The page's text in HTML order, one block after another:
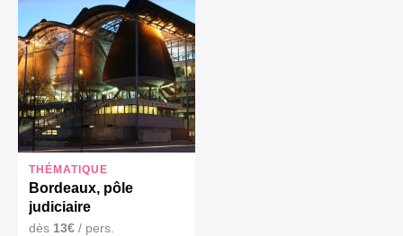
THÉMATIQUE
Bordeaux, pôle
judiciaire
dès 13€ / pers.